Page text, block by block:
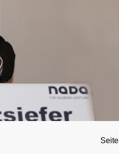
der Verbotsliste 2026
Ausnahmegenehmigung
Testpool-Athletinnen und -Athleten
Athletinnen und -Athleten
Meldepflichten